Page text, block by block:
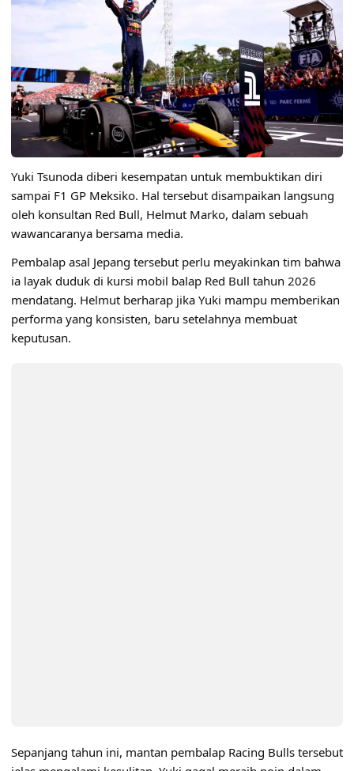
Yuki Tsunoda diberi kesempatan untuk membuktikan diri
sampai F1 GP Meksiko. Hal tersebut disampaikan langsung
oleh konsultan Red Bull, Helmut Marko, dalam sebuah
wawancaranya bersama media.
Pembalap asal Jepang tersebut perlu meyakinkan tim bahwa
ia layak duduk di kursi mobil balap Red Bull tahun 2026
mendatang. Helmut berharap jika Yuki mampu memberikan
performa yang konsisten, baru setelahnya membuat
keputusan.
Sepanjang tahun ini, mantan pembalap Racing Bulls tersebut